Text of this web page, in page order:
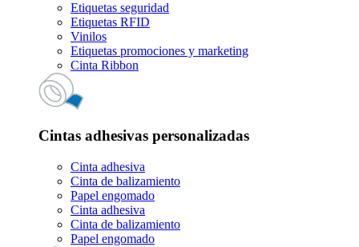
Etiquetas seguridad
Etiquetas RFID
Vinilos
Etiquetas promociones y marketing
Cinta Ribbon
Cintas adhesivas personalizadas
Cinta adhesiva
Cinta de balizamiento
Papel engomado
Cinta adhesiva
Cinta de balizamiento
Papel engomado